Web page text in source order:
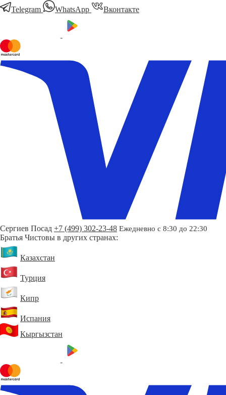
Telegram
WhatsApp Вконтакте
Сергиев Посад +7 (499) 302-23-48 Ежедневно с 8:30 до 22:30
Братья Чистовы в других странах:
Казахстан
Турция
Кипр
Испания
Кыргызстан